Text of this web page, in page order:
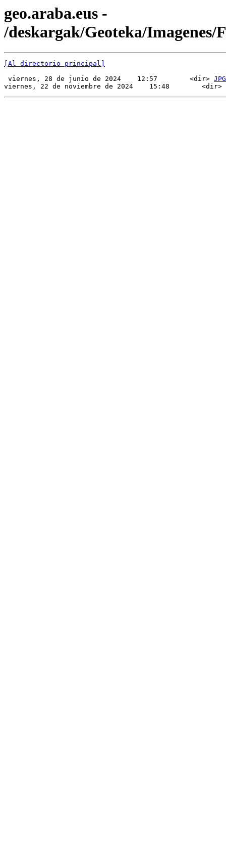
geo.araba.eus -
/deskargak/Geoteka/Imagenes/
[Al directorio principal]
viernes, 28 de junio de 2024    12:57        <dir> JPG
viernes, 22 de noviembre de 2024    15:48        <dir>